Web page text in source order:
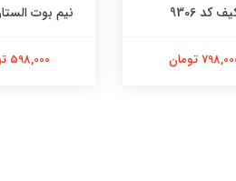
کد 9306
تومان
نیم بوت الستار
598,000 تومان